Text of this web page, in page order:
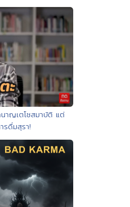
นาญเตโชสมาบัติ แต่
ดื่มสุรา!